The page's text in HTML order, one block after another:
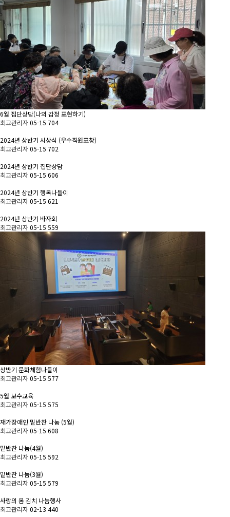
6월 집단상담(나의 감정 표현하기)
최고관리자05-15 704
2024년 상반기 시상식 (우수직원표창)
최고관리자05-15 702
2024년 상반기 집단상담
최고관리자05-15 606
2024년 상반기 행복나들이
최고관리자05-15 621
2024년 상반기 바자회
최고관리자05-15 559
상반기 문화체험나들이
최고관리자05-15 577
5월 보수교육
최고관리자05-15 575
재가장애인 밑반찬 나눔 (5월)
최고관리자05-15 608
밑반찬 나눔(4월)
최고관리자05-15 592
밑반찬 나눔(3월)
최고관리자05-15 579
사랑의 봄 김치 나눔행사
최고관리자02-13 440